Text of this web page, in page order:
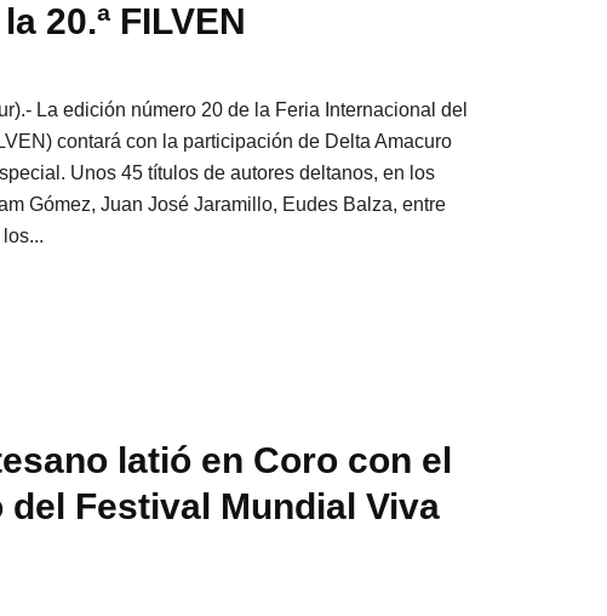
20.ª FILVEN
La edición número 20 de la Feria Internacional del
contará con la participación de Delta Amacuro
Unos 45 títulos de autores deltanos, en los
Gómez, Juan José Jaramillo, Eudes Balza, entre
latió en Coro con el
Festival Mundial Viva